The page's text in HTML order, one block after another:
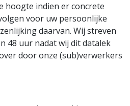
hoogte indien er concrete
voor uw persoonlijke
daarvan. Wij streven
48 uur nadat wij dit datalek
door onze (sub)verwerkers